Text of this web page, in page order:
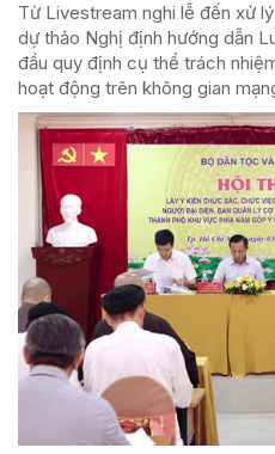
Từ Livestream nghi lễ đến xử
dự thảo Nghị định hướng dẫn
đầu quy định cụ thể trách
hoạt động trên không gian